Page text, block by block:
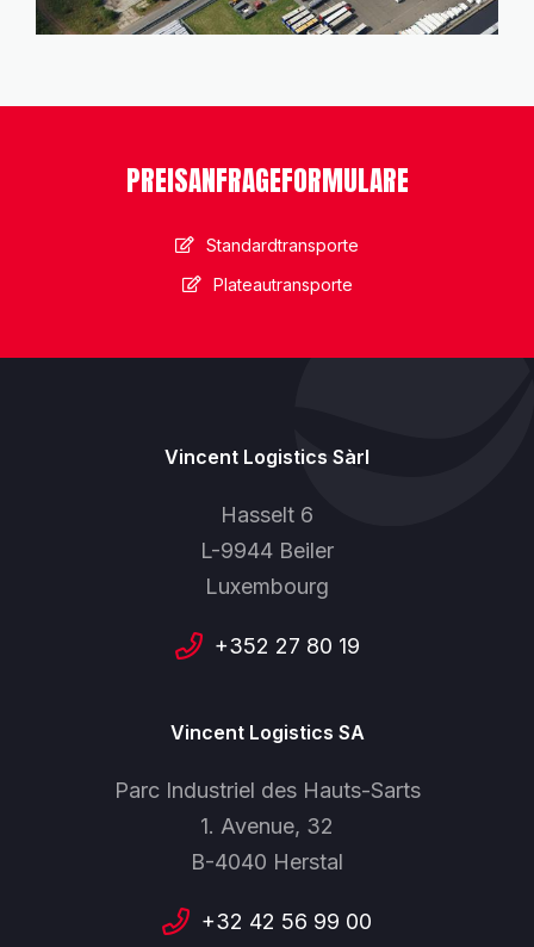
PREISANFRAGEFORMULARE
Standardtransporte
Plateautransporte
Vincent Logistics Sàrl
Hasselt 6
L-9944 Beiler
Luxembourg
+352 27 80 19
Vincent Logistics SA
Parc Industriel des Hauts-Sarts
1. Avenue, 32
B-4040 Herstal
+32 42 56 99 00